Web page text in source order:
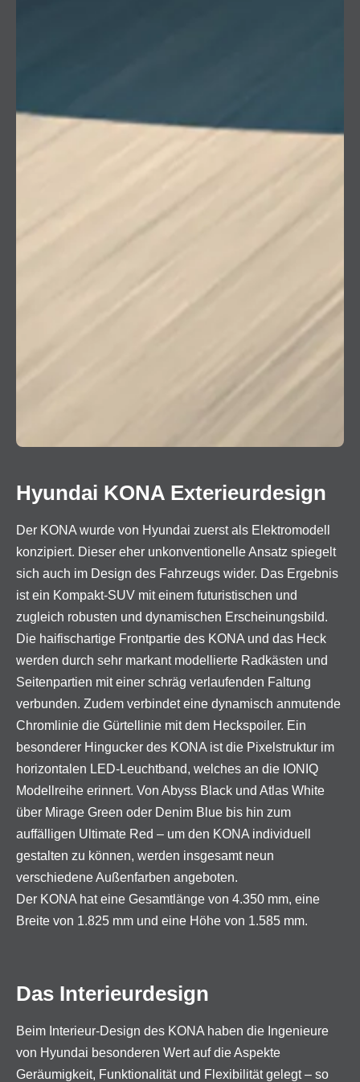
Hyundai KONA Exterieurdesign
Der KONA wurde von Hyundai zuerst als Elektromodell
konzipiert. Dieser eher unkonventionelle Ansatz spiegelt
sich auch im Design des Fahrzeugs wider. Das Ergebnis
ist ein Kompakt-SUV mit einem futuristischen und
zugleich robusten und dynamischen Erscheinungsbild.
Die haifischartige Frontpartie des KONA und das Heck
werden durch sehr markant modellierte Radkästen und
Seitenpartien mit einer schräg verlaufenden Faltung
verbunden. Zudem verbindet eine dynamisch anmutende
Chromlinie die Gürtellinie mit dem Heckspoiler. Ein
besonderer Hingucker des KONA ist die Pixelstruktur im
horizontalen LED-Leuchtband, welches an die IONIQ
Modellreihe erinnert. Von Abyss Black und Atlas White
über Mirage Green oder Denim Blue bis hin zum
auffälligen Ultimate Red – um den KONA individuell
gestalten zu können, werden insgesamt neun
verschiedene Außenfarben angeboten.
Der KONA hat eine Gesamtlänge von 4.350 mm, eine
Breite von 1.825 mm und eine Höhe von 1.585 mm.
Das Interieurdesign
Beim Interieur-Design des KONA haben die Ingenieure
von Hyundai besonderen Wert auf die Aspekte
Geräumigkeit, Funktionalität und Flexibilität gelegt – so